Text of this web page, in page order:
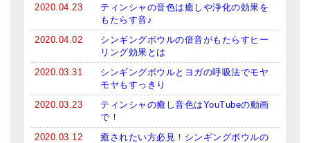
倍音呼吸法レッスン
中級講座
上級講座
ビギナー講師・養成講座
2020.04.23
ティンシャの音色は癒しや浄化の効果を
もたらす音♪
2020.04.02
シンギングボウルの倍音がもたらすヒー
リング効果とは
2020.03.31
シンギングボウルとヨガの呼吸法でモヤ
モヤもすっきり
2020.03.23
ティンシャの癒し音色はYouTubeの動画
で！
2020.03.12
癒されたい方必見！シンギングボウルの